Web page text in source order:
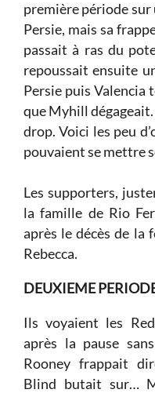
première période sur
Persie, mais sa
passait à ras du
repoussait ensuite
Persie puis
que Myhill
drop. Voici les peu
pouvaient se mettre
Les supporters,
la famille de Rio
après le décès de la
Rebecca.
DEUXIEME
Ils voyaient les
après la pause
Rooney frappait
Blind butait sur…